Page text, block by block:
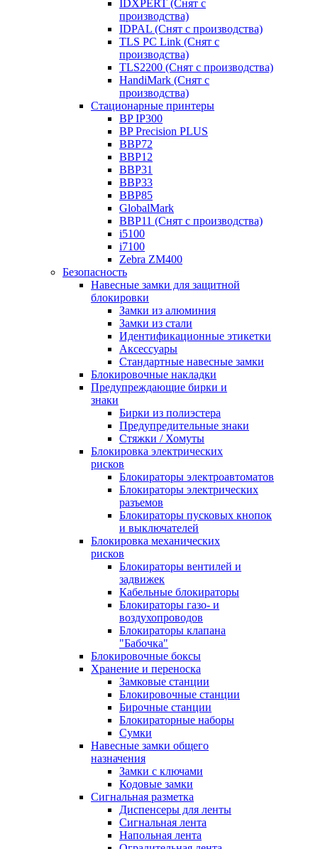
IDXPERT (Снят с
производства)
IDPAL (Снят с производства)
TLS PC Link (Снят с
производства)
TLS2200 (Снят с производства)
HandiMark (Снят с
производства)
Стационарные принтеры
BP IP300
BP Precision PLUS
BBP72
BBP12
BBP31
BBP33
BBP85
GlobalMark
BBP11 (Снят с производства)
i5100
i7100
Zebra ZM400
Безопасность
Навесные замки для защитной
блокировки
Замки из алюминия
Замки из стали
Идентификационные этикетки
Аксессуары
Стандартные навесные замки
Блокировочные накладки
Предупреждающие бирки и
знаки
Бирки из полиэстера
Предупредительные знаки
Стяжки / Хомуты
Блокировка электрических
рисков
Блокираторы электроавтоматов
Блокираторы электрических
разъемов
Блокираторы пусковых кнопок
и выключателей
Блокировка механических
рисков
Блокираторы вентилей и
задвижек
Кабельные блокираторы
Блокираторы газо- и
воздухопроводов
Блокираторы клапана
"Бабочка"
Блокировочные боксы
Хранение и переноска
Замковые станции
Блокировочные станции
Бирочные станции
Блокираторные наборы
Сумки
Навесные замки общего
назначения
Замки с ключами
Кодовые замки
Сигнальная разметка
Диспенсеры для ленты
Сигнальная лента
Напольная лента